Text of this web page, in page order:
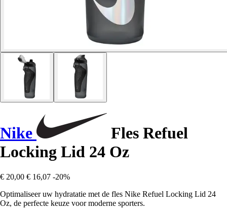
Nike
Fles Refuel
Locking Lid 24 Oz
€ 20,00 € 16,07 -20%
Optimaliseer uw hydratatie met de fles Nike Refuel Locking Lid 24
Oz, de perfecte keuze voor moderne sporters.